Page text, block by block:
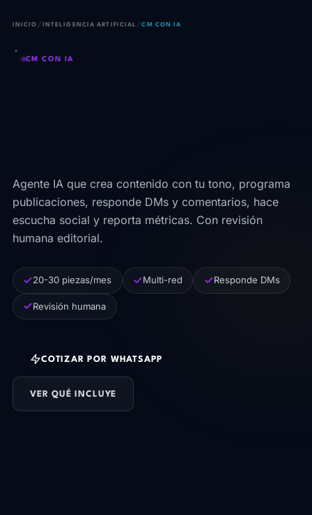
INICIO / INTELIGENCIA ARTIFICIAL /CM CON IA
CM CON IA
Agente IA que crea contenido con tu tono, programa
publicaciones, responde DMs y comentarios, hace
escucha social y reporta métricas. Con revisión
humana editorial.
20-30 piezas/mes Multi-red Responde DMs
Revisión humana
COTIZAR POR WHATSAPP
VER QUÉ INCLUYE